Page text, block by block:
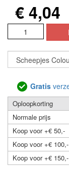
€ 4,04
Gratis
Oploopkorting
Normale prijs
Koop voor +€ 50,-
Koop voor +€ 100,-
Koop voor +€ 150,-